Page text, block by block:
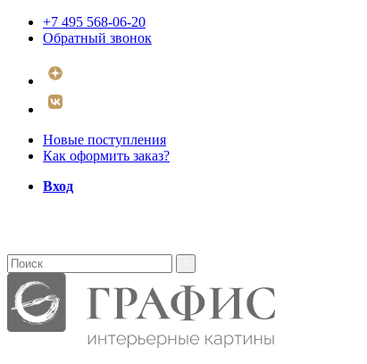
+7 495 568-06-20
Обратный звонок
Новые поступления
Как оформить заказ?
Вход